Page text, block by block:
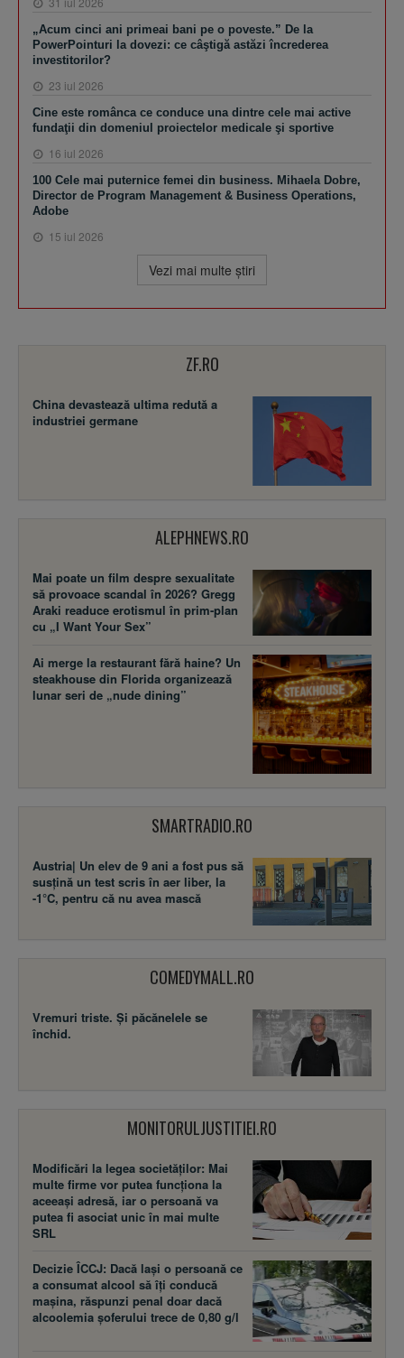
„Acum cinci ani primeai bani pe o poveste.” De la
PowerPointuri la dovezi: ce câştigă astăzi încrederea
investitorilor?
23 iul 2026
Cine este românca ce conduce una dintre cele mai active
fundaţii din domeniul proiectelor medicale şi sportive
16 iul 2026
100 Cele mai puternice femei din business. Mihaela Dobre,
Director de Program Management & Business Operations,
Adobe
15 iul 2026
Vezi mai multe ştiri
ZF.RO
China devastează ultima redută a
industriei germane
ALEPHNEWS.RO
Mai poate un film despre sexualitate
să provoace scandal în 2026? Gregg
Araki readuce erotismul în prim-plan
cu „I Want Your Sex”
Ai merge la restaurant fără haine? Un
steakhouse din Florida organizează
lunar seri de „nude dining”
SMARTRADIO.RO
Austria| Un elev de 9 ani a fost pus să
susţină un test scris în aer liber, la
-1°C, pentru că nu avea mască
COMEDYMALL.RO
Vremuri triste. Şi păcănelele se
închid.
MONITORULJUSTITIEI.RO
Modificări la legea societăţilor: Mai
multe firme vor putea funcţiona la
aceeaşi adresă, iar o persoană va
putea fi asociat unic în mai multe
SRL
Decizie ÎCCJ: Dacă laşi o persoană ce
a consumat alcool să îţi conducă
maşina, răspunzi penal doar dacă
alcoolemia şoferului trece de 0,80 g/l